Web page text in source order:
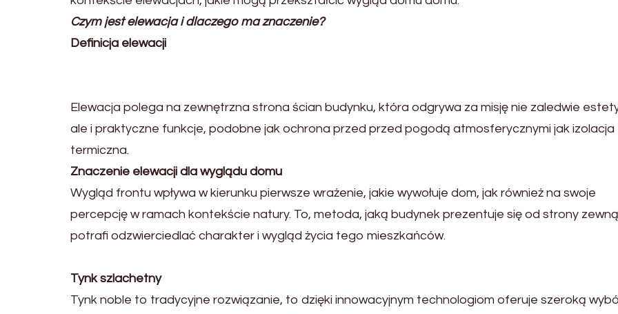
Czym jest elewacja i dlaczego ma znaczenie?
Definicja elewacji
Elewacja polega na zewnętrzna strona ścian budynku, która odgrywa za misję nie zaledwie
ale i praktyczne funkcje, podobne jak ochrona przed przed pogodą atmosferycznymi jak izolacja
termiczna.
Znaczenie elewacji dla wyglądu domu
Wygląd frontu wpływa w kierunku pierwsze wrażenie, jakie wywołuje dom, jak również na swoje
percepcję w ramach kontekście natury. To, metoda, jaką budynek prezentuje się od strony
potrafi odzwierciedlać charakter i wygląd życia tego mieszkańców.
Tynk szlachetny
Tynk noble to tradycyjne rozwiązanie, to dzięki innowacyjnym technologiom oferuje szeroką